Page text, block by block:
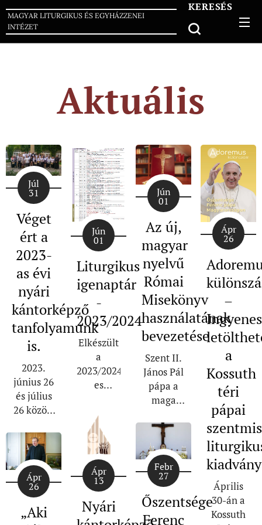
MAGYAR LITURGIKUS ÉS EGYHÁZZENEI
INTÉZET
KERESÉS
Aktuális
Júl
31
Véget
ért a
2023-
as évi
nyári
kántorképző
tanfolyamunk
is.
2023.
június 26
és július
26 között
az éves
nyári
kántorképző
tanfolyamunkat.
Az 5 hét
alatt a
Jún
01
Liturgikus
igenaptár
-
2023/2024
Elkészült
a
2023/2024-
es
év
igenaptára,
amelynek
PDF
formátuma
az alábbi
gombra
kattintva
Jún
01
Az új,
magyar
nyelvű
Római
Misekönyv
használatának
bevezetése
Szent II.
János Pál
pápa a
maga
2000.
április
10-én a
Római
Misekönyvnek
a
harmadik
Ápr
26
–
a
Kossuth
téri
pápai
Április
30-án a
Kossuth
Ápr
26
„Aki
Ápr
13
Nyári
Febr
27
Őszentsége
Ferenc